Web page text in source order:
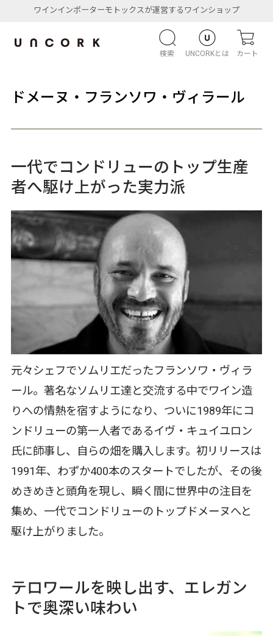
ワインインポーターモトックスが運営するワインショップ
検索 UNCORKとは カート
ドメーヌ・フランソワ・ヴィラール
一代でコンドリューのトップ生産
者へ駆け上がった実力派
元々シェフでソムリエだったフランソワ・ヴィラ
ール。著名なソムリエ達と交流する中でワイン造
りへの情熱を宿すようになり、ついに1989年にコ
ンドリューの第一人者であるイヴ・キュイユロン
氏に師事し、自らの畑を購入します。初リリースは
1991年、わずか400本のスタートでしたが、その後
めきめきと頭角を現し、瞬く間に世界中の注目を
集め、一代でコンドリューのトップドメーヌへと
駆け上がりました。
テロワールを映し出す、エレガン
トで奥深い味わい